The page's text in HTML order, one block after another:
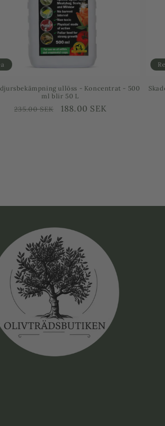
Skadedjursbekämpning ullöss - Spray mot ull &
sköldlöss på olivträd
Ordinarie
235.00 SEK Försäljningspris
159.00 SEK